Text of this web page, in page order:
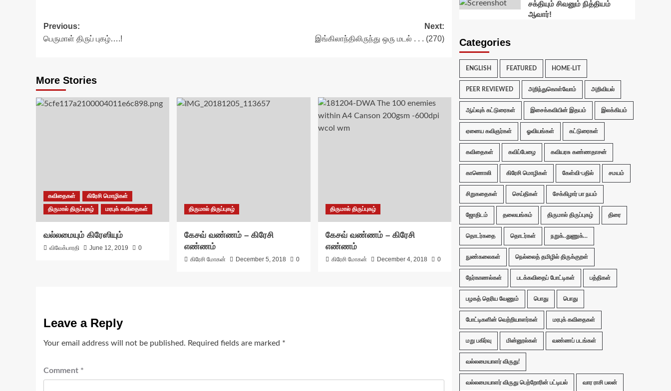
Post
navigation
Previous:
பெருமாள் திருப் புகழ்….!
Next:
இங்கிலாந்திலிருந்து ஒரு மடல் . . . (270)
More Stories
கவிதைகள்
கிரேசி மொழிகள்
திருமால் திருப்புகழ்
மரபுக் கவிதைகள்
வல்லமையும் கிரேஸியும்
விவேக்பாரதி June 12, 2019 0
திருமால் திருப்புகழ்
கேசவ் வண்ணம் – கிரேசி
எண்ணம்
கிரேசி மோகன் December 5, 2018 0
திருமால் திருப்புகழ்
கேசவ் வண்ணம் – கிரேசி
எண்ணம்
கிரேசி மோகன் December 4, 2018 0
Leave a Reply
Your email address will not be published. Required fields are marked *
Comment *
சக்தியும் சிவனும் நித்தியம்
ஆவார்!
Categories
ENGLISH FEATURED HOME-LIT
PEER REVIEWED அறிந்துகொள்வோம் அறிவியல்
ஆய்வுக் கட்டுரைகள் இசைக்கவியின் இதயம் இலக்கியம்
ஏனைய கவிஞர்கள் ஓவியங்கள் கட்டுரைகள்
கவிதைகள் கவிப்பேழை கவியரசு கண்ணதாசன்
காணொலி கிரேசி மொழிகள் கேள்வி-பதில் சமயம்
சிறுகதைகள் செய்திகள் சேக்கிழார் பா நயம்
ஜோதிடம் தலையங்கம் திருமால் திருப்புகழ் திரை
தொடர்கதை தொடர்கள் நறுக்..துணுக்...
நுண்கலைகள் நெல்லைத் தமிழில் திருக்குறள்
நேர்காணல்கள் படக்கவிதைப் போட்டிகள் பத்திகள்
பழகத் தெரிய வேணும் பொது பொது
போட்டிகளின் வெற்றியாளர்கள் மரபுக் கவிதைகள்
மறு பகிர்வு மின்னூல்கள் வண்ணப் படங்கள்
வல்லமையாளர் விருது!
வல்லமையாளர் விருது பெற்றோரின் பட்டியல் வார ராசி பலன்